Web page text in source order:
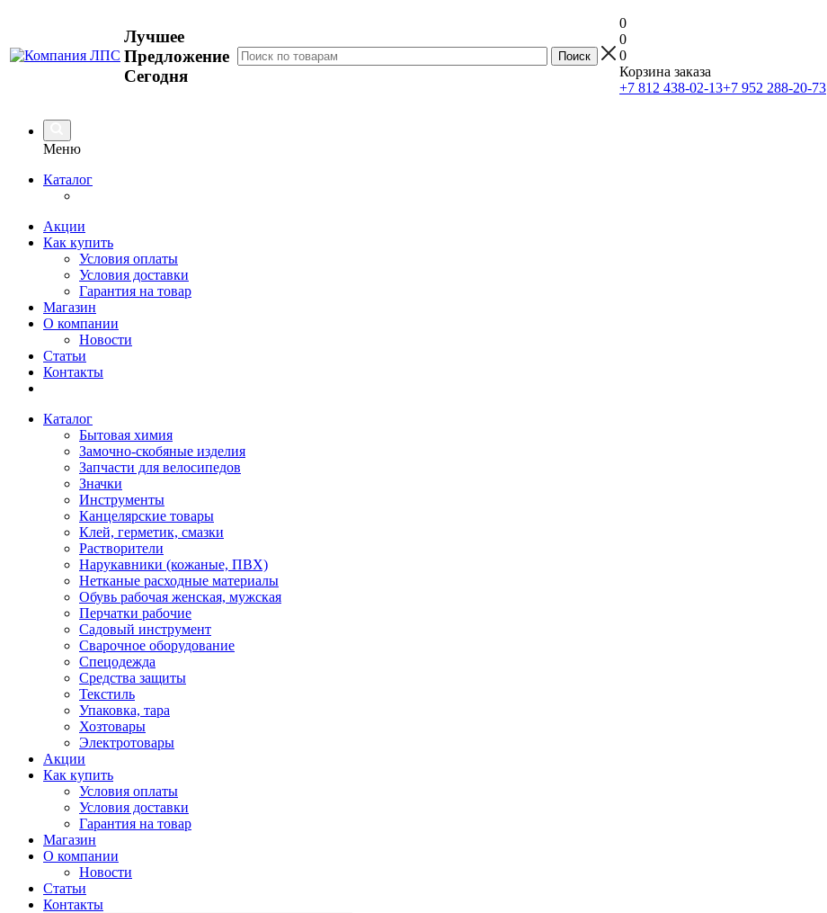
Лучшее
Предложение
Сегодня
0
0
0
Корзина заказа
+7 812 438-02-13+7 952 288-20-73
Меню
Каталог
Акции
Как купить
Условия оплаты
Условия доставки
Гарантия на товар
Магазин
О компании
Новости
Статьи
Контакты
Каталог
Бытовая химия
Замочно-скобяные изделия
Запчасти для велосипедов
Значки
Инструменты
Канцелярские товары
Клей, герметик, смазки
Растворители
Нарукавники (кожаные, ПВХ)
Нетканые расходные материалы
Обувь рабочая женская, мужская
Перчатки рабочие
Садовый инструмент
Сварочное оборудование
Спецодежда
Средства защиты
Текстиль
Упаковка, тара
Хозтовары
Электротовары
Акции
Как купить
Условия оплаты
Условия доставки
Гарантия на товар
Магазин
О компании
Новости
Статьи
Контакты